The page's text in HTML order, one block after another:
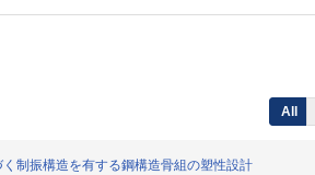
All
制振構造を有する鋼構造骨組の塑性設計